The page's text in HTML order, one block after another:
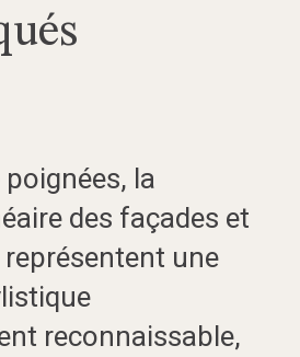
poignées, la
des façades et
une
reconnaissable,